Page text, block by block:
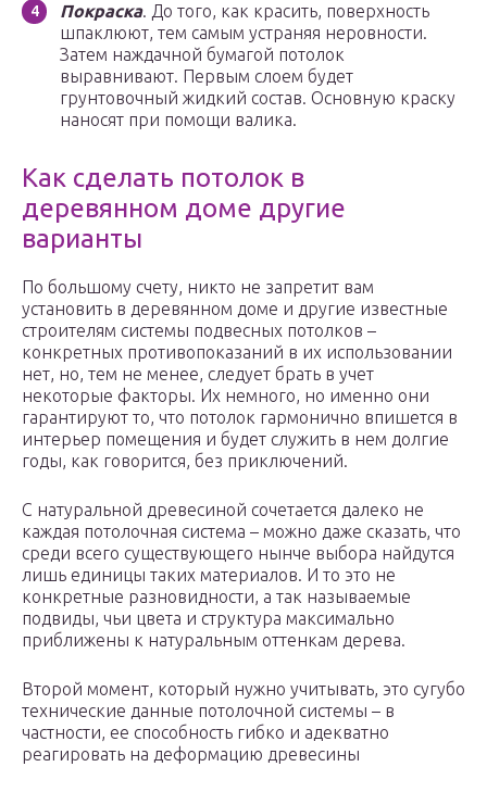
Покраска. До того, как красить, поверхность
шпаклюют, тем самым устраняя неровности.
Затем наждачной бумагой потолок
выравнивают. Первым слоем будет
грунтовочный жидкий состав. Основную краску
наносят при помощи валика.
Как сделать потолок в
деревянном доме другие
варианты
По большому счету, никто не запретит вам
установить в деревянном доме и другие известные
строителям системы подвесных потолков –
конкретных противопоказаний в их использовании
нет, но, тем не менее, следует брать в учет
некоторые факторы. Их немного, но именно они
гарантируют то, что потолок гармонично впишется в
интерьер помещения и будет служить в нем долгие
годы, как говорится, без приключений.
С натуральной древесиной сочетается далеко не
каждая потолочная система – можно даже сказать, что
среди всего существующего нынче выбора найдутся
лишь единицы таких материалов. И то это не
конкретные разновидности, а так называемые
подвиды, чьи цвета и структура максимально
приближены к натуральным оттенкам дерева.
Второй момент, который нужно учитывать, это сугубо
технические данные потолочной системы – в
частности, ее способность гибко и адекватно
реагировать на деформацию древесины